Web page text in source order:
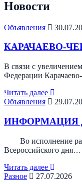
Новости
Объявления
КАРАЧАЕВО-
В связи с
Федерации
Читать далее
Объявления
ИНФОРМАЦИЯ
Во исполнение
Всероссийского дня…
Читать далее
Разное
27.07.2026